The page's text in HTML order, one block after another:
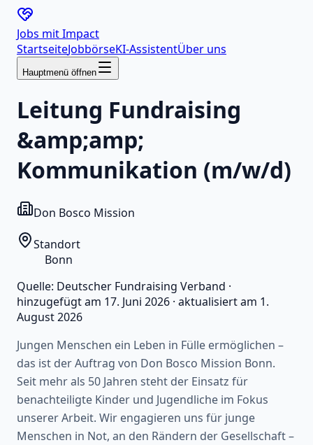
Jobs mitImpact
StartseiteJobbörseKI-AssistentÜber uns
Hauptmenü öffnen
Leitung Fundraising
&amp;amp;
Kommunikation (m/w/d)
Don Bosco Mission
Standort
Bonn
Quelle: Deutscher Fundraising Verband ·
hinzugefügt am 17. Juni 2026 · aktualisiert am 1.
August 2026
Jungen Menschen ein Leben in Fülle ermöglichen –
das ist der Auftrag von Don Bosco Mission Bonn.
Seit mehr als 50 Jahren steht der Einsatz für
benachteiligte Kinder und Jugendliche im Fokus
unserer Arbeit. Wir engagieren uns für junge
Menschen in Not, an den Rändern der Gesellschaft –